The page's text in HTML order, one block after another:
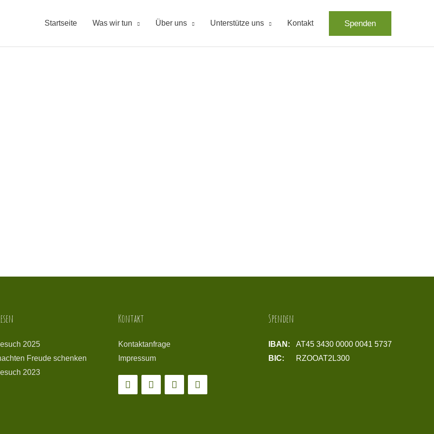
Startseite Was wir tun Über uns Unterstütze uns Kontakt Spenden
2025
Freude schenken
2023
Kontakt
Kontaktanfrage
Impressum
Spenden
IBAN: AT45 3430 0000 0041 5737
BIC:
RZOOAT2L300